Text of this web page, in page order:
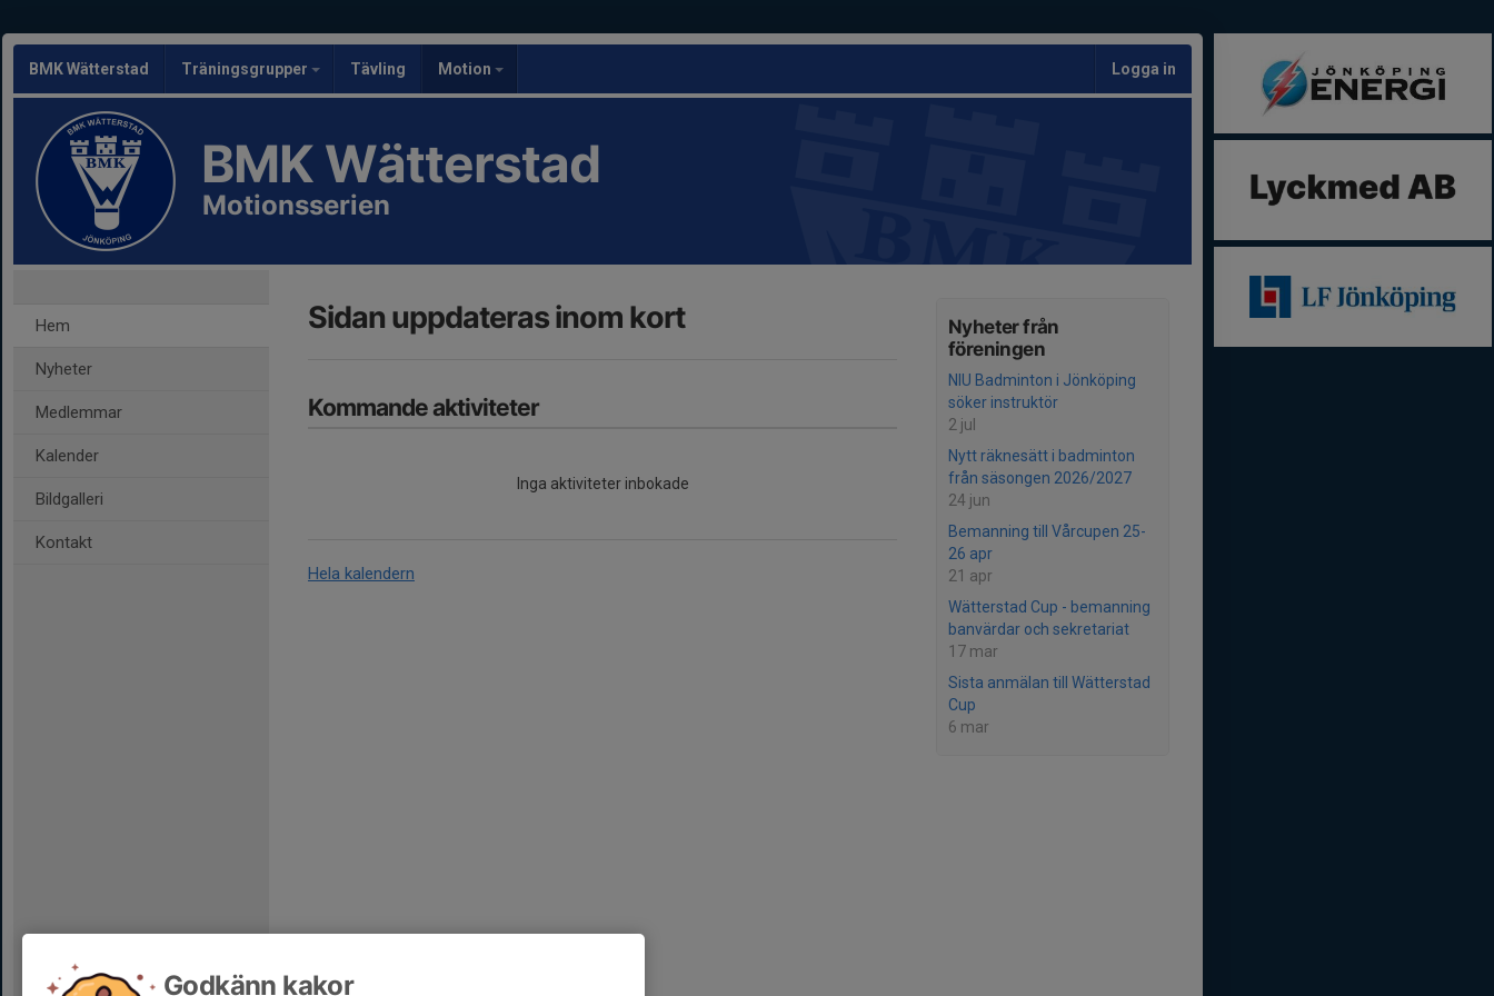
BMK Wätterstad Träningsgrupper Tävling Motion Logga in
BMK Wätterstad
Motionsserien
Hem
Nyheter
Medlemmar
Kalender
Bildgalleri
Kontakt
Nyheter från
föreningen
NIU Badminton i Jönköping
söker instruktör
2 jul
Nytt räknesätt i badminton
från säsongen 2026/2027
24 jun
Bemanning till Vårcupen 25-
26 apr
21 apr
Wätterstad Cup - bemanning
banvärdar och sekretariat
17 mar
Sista anmälan till Wätterstad
Cup
6 mar
Sidan uppdateras inom kort
Kommande aktiviteter
Inga aktiviteter inbokade
Hela kalendern
Godkänn kakor